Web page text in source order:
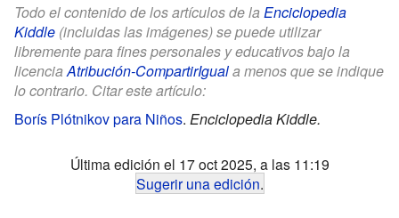
Todo el contenido de los artículos de la Enciclopedia
Kiddle (incluidas las imágenes) se puede utilizar
libremente para fines personales y educativos bajo la
licenciaAtribución-CompartirIguala menos que se indique
lo contrario. Citar este artículo:
Borís Plótnikov para Niños. Enciclopedia Kiddle.
Última edición el 17 oct 2025, a las 11:19
Sugerir una edición.